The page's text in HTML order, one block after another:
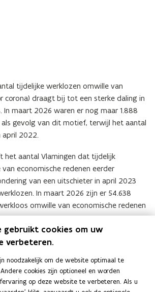
tijdelijke werklozen omwille van
corona) draagt bij tot een sterke daling in
In maart 2026 waren er nog maar 1.888
gevolg van dit motief, terwijl het aantal
april 2022.
het aantal Vlamingen dat tijdelijk
economische redenen eerder
van een uitschieter in april 2023
In maart 2026 zijn er 54.638
omwille van economische redenen
wordt bedoeld: werknemers van wie
geheel of gedeeltelijk tijdelijk is
van:RVA
(
b
gebruikt cookies om uw
verbeteren.
noodzakelijk om de website optimaal te
cookies zijn optioneel en worden
op deze website te verbeteren. Als u